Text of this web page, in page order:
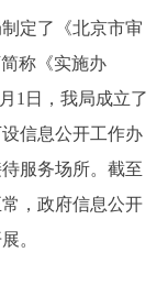
投资项目
定了《北京市审
称《实施办
1日，我局成立了
信息公开工作办
服务场所。截至
，政府信息公开
。